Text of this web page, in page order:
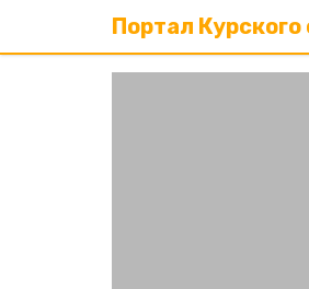
Портал Курского